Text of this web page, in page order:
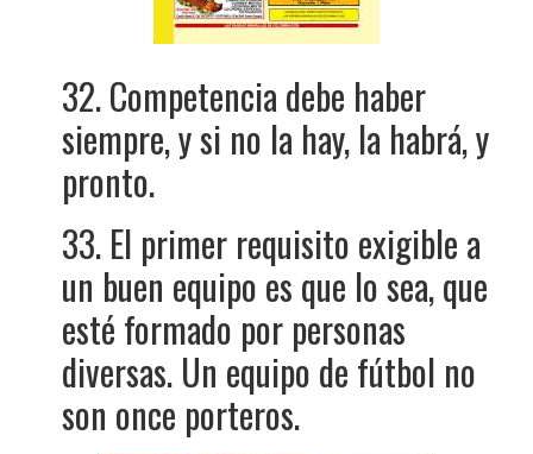
32. Competencia debe haber
siempre, y si no la hay, la habrá, y
pronto.
33. El primer requisito exigible a
un buen equipo es que lo sea, que
esté formado por personas
diversas. Un equipo de fútbol no
son once porteros.